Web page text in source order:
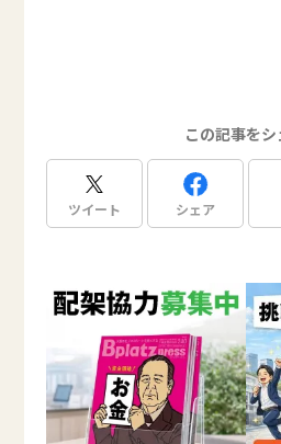
この記事を
ツイート シェア